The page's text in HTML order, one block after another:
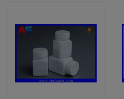
Wycieczka po fabryce
Kontrola jakości